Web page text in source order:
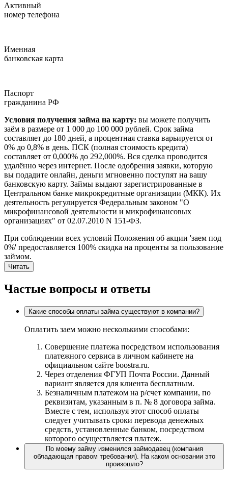
Активный
номер телефона
Именная
банковская карта
Паспорт
гражданина РФ
Условия получения займа на карту: вы можете получить
заём в размере от 1 000 до 100 000 рублей. Срок займа
составляет до 180 дней, а процентная ставка варьируется от
0% до 0,8% в день. ПСК (полная стоимость кредита)
составляет от 0,000% до 292,000%. Вся сделка проводится
удалённо через интернет. После одобрения заявки, которую
вы подадите онлайн, деньги мгновенно поступят на вашу
банковскую карту. Займы выдают зарегистрированные в
Центральном банке микрокредитные организации (МКК). Их
деятельность регулируется Федеральным законом "О
микрофинансовой деятельности и микрофинансовых
организациях" от 02.07.2010 N 151-ФЗ.
При соблюдении всех условий Положения об акции 'заем под
0%' предоставляется 100% скидка на проценты за пользование
займом.
Читать
Частые вопросы и ответы
Какие способы оплаты займа существуют в компании?
Оплатить заем можно несколькими способами:
Совершение платежа посредством использования
платежного сервиса в личном кабинете на
официальном сайте boostra.ru.
Через отделения ФГУП Почта России. Данный
вариант является для клиента бесплатным.
Безналичным платежом на р/счет компании, по
реквизитам, указанным в п. № 8 договора займа.
Вместе с тем, используя этот способ оплаты
следует учитывать сроки перевода денежных
средств, установленные банком, посредством
которого осуществляется платеж.
По моему займу изменился займодавец (компания
обладающая правом требования). На каком основании это
произошло?